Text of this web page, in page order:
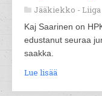
Jääkiekko - Liiga
Kaj Saarinen on
edustanut seuraa
saakka.
Lue lisää